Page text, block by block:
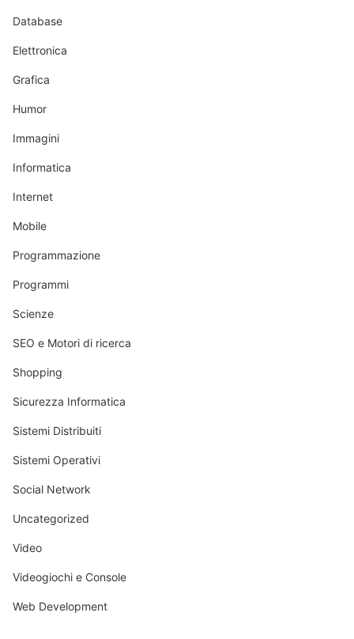
Database
Elettronica
Grafica
Humor
Immagini
Informatica
Internet
Mobile
Programmazione
Programmi
Scienze
SEO e Motori di ricerca
Shopping
Sicurezza Informatica
Sistemi Distribuiti
Sistemi Operativi
Social Network
Uncategorized
Video
Videogiochi e Console
Web Development